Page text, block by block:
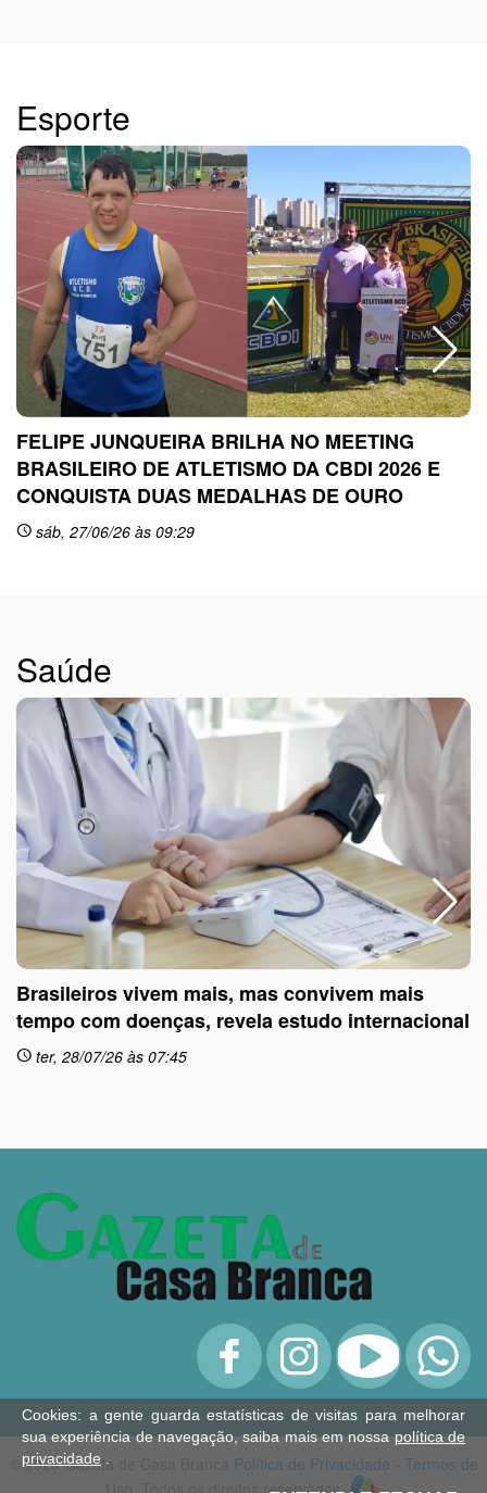
Esporte
FELIPE JUNQUEIRA BRILHA NO MEETING
BRASILEIRO DE ATLETISMO DA CBDI 2026 E
CONQUISTA DUAS MEDALHAS DE OURO
schedule sáb, 27/06/26 às 09:29
Saúde
Brasileiros vivem mais, mas convivem mais
tempo com doenças, revela estudo internacional
schedule ter, 28/07/26 às 07:45
© 2026 Gazeta de Casa Branca Política de Privacidade
Termos de
Uso . Todos os direitos reservados.
Cookies: a gente guarda estatísticas de visitas para melhorar
sua experiência de navegação, saiba mais em nossapolítica de
privacidade